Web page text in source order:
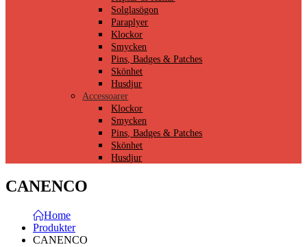
Solglasögon
Paraplyer
Klockor
Smycken
Pins, Badges & Patches
Skönhet
Husdjur
Accessoarer
Klockor
Smycken
Pins, Badges & Patches
Skönhet
Husdjur
CANENCO
Home
Produkter
CANENCO